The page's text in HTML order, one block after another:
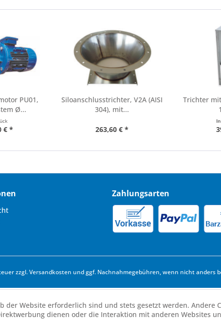
PU01,
Ø...
€ *
Siloanschlusstrichter, V2A (AISI
304), mit...
263,60 € *
Trichter
Zahlungsarten
zzgl.Versandkosten und ggf. Nachnahmegebühren, wenn nicht anders
der Website erforderlich sind und stets gesetzt werden. Andere
dienen oder die Interaktion mit anderen Websites